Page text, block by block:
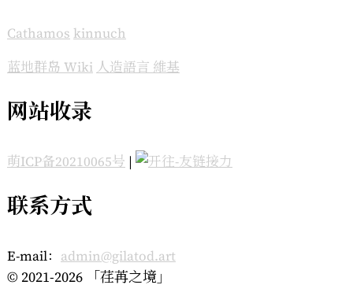
Cathamos kinnuch
蓝地群岛 Wiki 人造語言 維基
网站收录
萌ICP备20210065号 |
联系方式
E-mail： admin@gilatod.art
© 2021-2026 「荏苒之境」